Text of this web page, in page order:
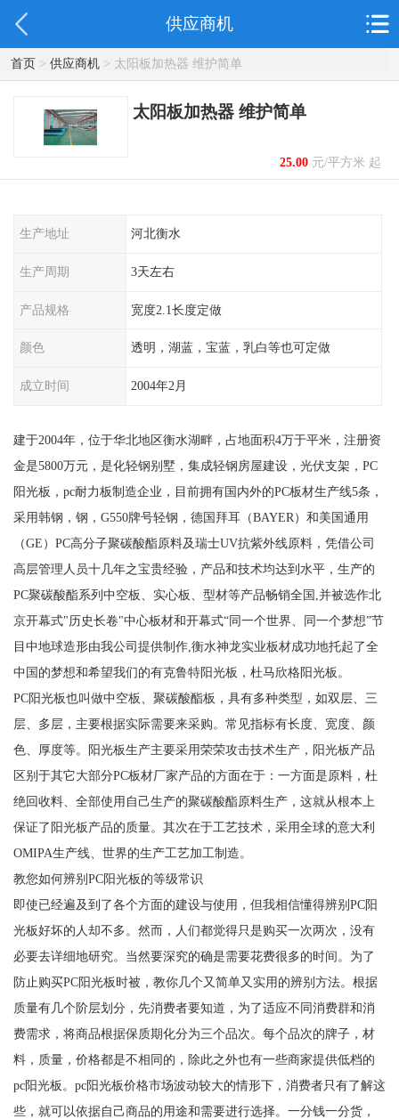
供应商机
首页> 供应商机> 太阳板加热器 维护简单
太阳板加热器 维护简单
25.00元/平方米 起
生产地址 河北衡水
生产周期 3天左右
产品规格 宽度2.1长度定做
颜色 透明，湖蓝，宝蓝，乳白等也可定做
成立时间 2004年2月
建于2004年，位于华北地区衡水湖畔，占地面积4万于平米，注册资
金是5800万元，是化轻钢别墅，集成轻钢房屋建设，光伏支架，PC
阳光板，pc耐力板制造企业，目前拥有国内外的PC板材生产线5条，
采用韩钢，钢，G550牌号轻钢，德国拜耳（BAYER）和美国通用
（GE）PC高分子聚碳酸酯原料及瑞士UV抗紫外线原料，凭借公司
高层管理人员十几年之宝贵经验，产品和技术均达到水平，生产的
PC聚碳酸酯系列中空板、实心板、型材等产品畅销全国,并被选作北
京开幕式"历史长卷"中心板材和开幕式“同一个世界、同一个梦想”节
目中地球造形由我公司提供制作,衡水神龙实业板材成功地托起了全
中国的梦想和希望我们的有克鲁特阳光板，杜马欣格阳光板。
PC阳光板也叫做中空板、聚碳酸酯板，具有多种类型，如双层、三
层、多层，主要根据实际需要来采购。常见指标有长度、宽度、颜
色、厚度等。阳光板生产主要采用荣荣攻击技术生产，阳光板产品
区别于其它大部分PC板材厂家产品的方面在于：一方面是原料，杜
绝回收料、全部使用自己生产的聚碳酸酯原料生产，这就从根本上
保证了阳光板产品的质量。其次在于工艺技术，采用全球的意大利
OMIPA生产线、世界的生产工艺加工制造。
教您如何辨别PC阳光板的等级常识
即使已经遍及到了各个方面的建设与使用，但我相信懂得辨别PC阳
光板好坏的人却不多。然而，人们都觉得只是购买一次两次，没有
必要去详细地研究。当然要深究的确是需要花费很多的时间。为了
防止购买PC阳光板时被，教你几个又简单又实用的辨别方法。根据
质量有几个阶层划分，先消费者要知道，为了适应不同消费群和消
费需求，将商品根据保质期化分为三个品次。每个品次的牌子，材
料，质量，价格都是不相同的，除此之外也有一些商家提供低档的
pc阳光板。pc阳光板价格市场波动较大的情形下，消费者只有了解这
些，就可以依据自己商品的用途和需要进行选择。一分钱一分货，